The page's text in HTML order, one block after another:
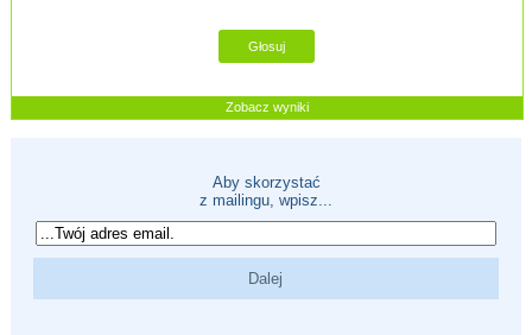
Zobacz wyniki
Aby skorzystać
z mailingu, wpisz...